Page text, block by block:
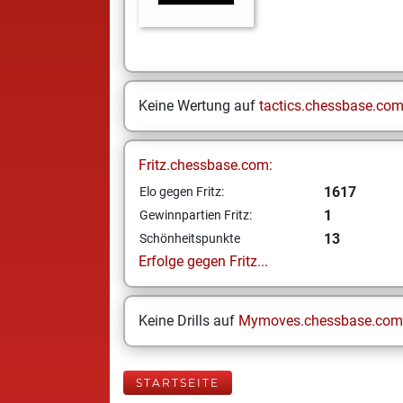
Keine Wertung auf tactics.chessbase.com
Fritz.chessbase.com:
Elo gegen Fritz: 1617
Gewinnpartien Fritz: 1
Schönheitspunkte
13
Erfolge gegen Fritz...
Keine Drills auf Mymoves.chessbase.com
STARTSEITE